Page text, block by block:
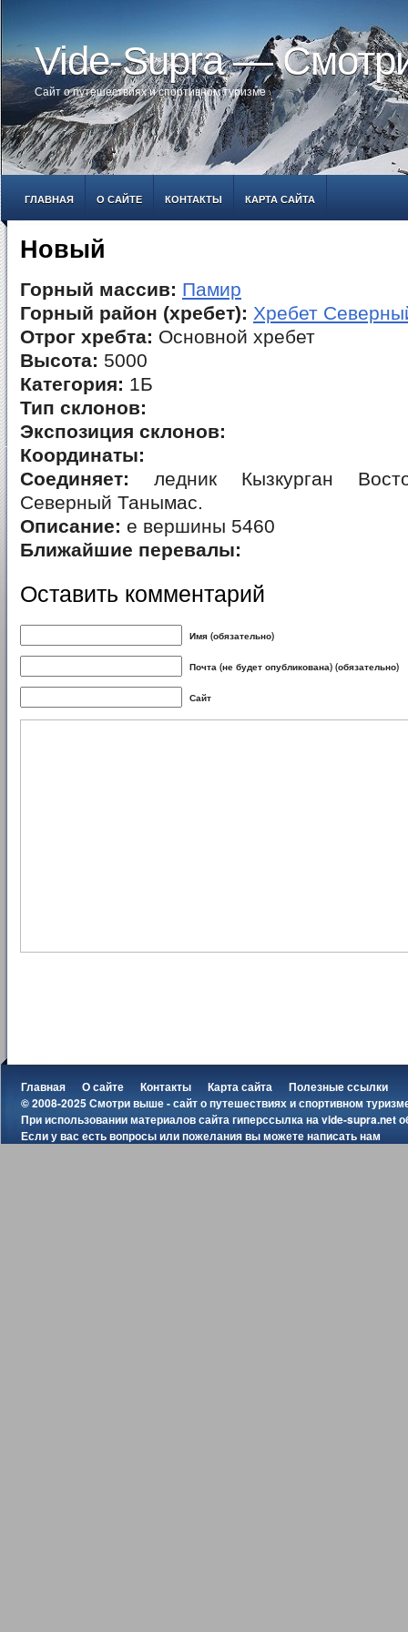
Vide-Supra —
Сайт о путешествиях и спортивном туризме
ГЛАВНАЯ О САЙТЕ КОНТАКТЫ КАРТА САЙТА
Новый
Горный массив: Памир
Горный район (хребет): Хребет
Отрог хребта: Основной хребет
Высота: 5000
Категория: 1Б
Тип склонов:
Экспозиция склонов:
Координаты:
Соединяет: ледник Кызкурган
Северный Танымас.
Описание: е вершины 5460
Ближайшие перевалы:
Оставить комментарий
Имя (обязательно)
Почта (не будет опубликована) (обязательно)
Сайт
Главная О сайте Контакты Карта сайта
Полезные ссылки
© 2008-2025 Смотри выше - сайт о путешествиях и спортивном
При использовании материалов сайта гиперссылка наvide-supra.net
Если у вас есть вопросы или пожелания вы можетенаписать нам